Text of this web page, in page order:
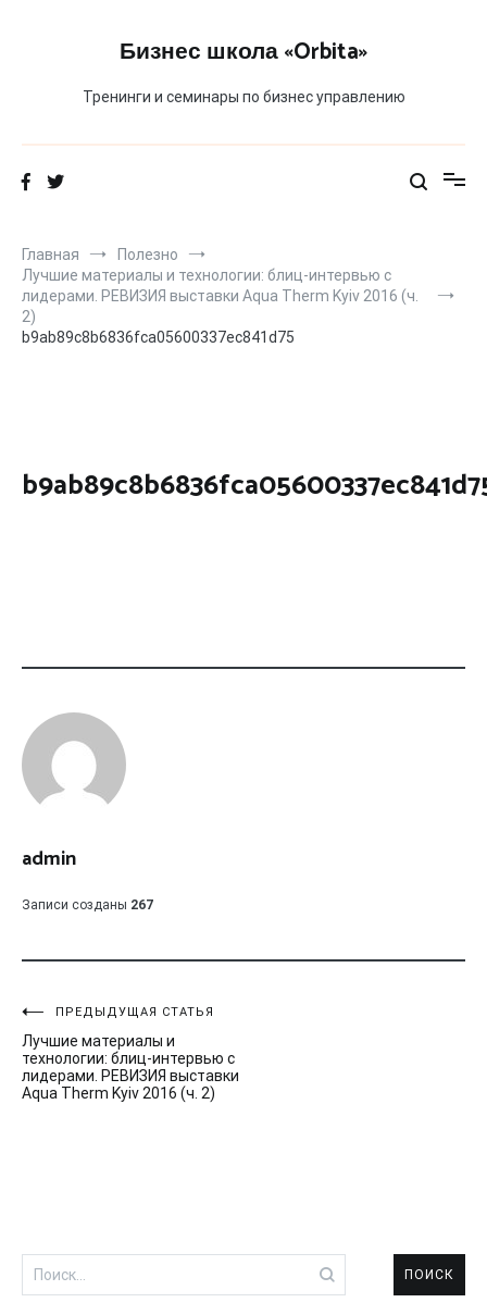
Бизнес школа «Orbita»
Тренинги и семинары по бизнес управлению
Главная
Полезно
Лучшие материалы и технологии: блиц-интервью с
лидерами. РЕВИЗИЯ выставки Aqua Therm Kyiv 2016 (ч.
2)
b9ab89c8b6836fca05600337ec841d75
admin
Записи созданы 267
Навигация
по
записям
ПРЕДЫДУЩАЯ СТАТЬЯ
Лучшие материалы и
технологии: блиц-интервью с
лидерами. РЕВИЗИЯ выставки
Aqua Therm Kyiv 2016 (ч. 2)
Найти: